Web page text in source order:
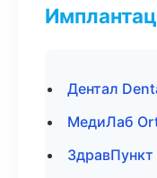
Дентал
МедиЛаб